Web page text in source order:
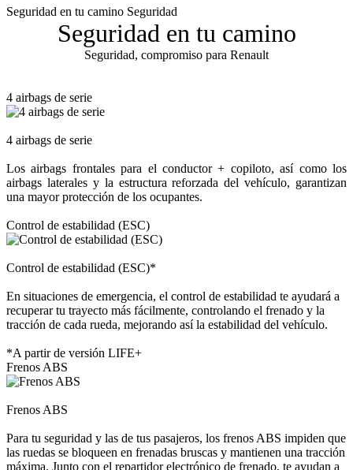
Seguridad en tu camino Seguridad
Seguridad en tu camino
Seguridad, compromiso para Renault
4 airbags de serie
4 airbags de serie
Los airbags frontales para el conductor + copiloto, así como los
airbags laterales y la estructura reforzada del vehículo, garantizan
una mayor protección de los ocupantes.
Control de estabilidad (ESC)
Control de estabilidad (ESC)*
En situaciones de emergencia, el control de estabilidad te ayudará a
recuperar tu trayecto más fácilmente, controlando el frenado y la
tracción de cada rueda, mejorando así la estabilidad del vehículo.
*A partir de versión LIFE+
Frenos ABS
Frenos ABS
Para tu seguridad y las de tus pasajeros, los frenos ABS impiden que
las ruedas se bloqueen en frenadas bruscas y mantienen una tracción
máxima. Junto con el repartidor electrónico de frenado, te ayudan a